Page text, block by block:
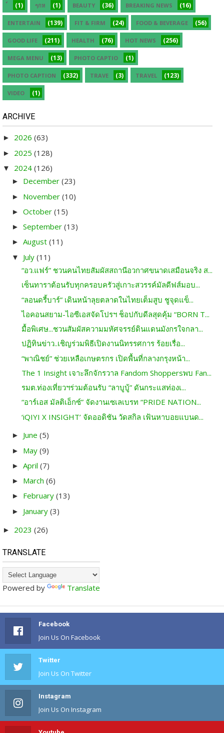
(1) ๆกห (1) BEAUTY (36) BREAKING NEWS (16)
ENTERTAIN (139) FIT & FIRM (24) FOOD & BEVERAGE (56)
GOOD LIFE (211) HEALTH (76) HOT NEWS (256)
MEGA MENU (13) PHOTO CAPTIO (1)
PHOTO CAPTION (332) TRAVE (3) TRAVEL (123)
VIDEO (1)
ARCHIVE
► 2026 (63)
► 2025 (128)
▼ 2024 (126)
► December (23)
► November (10)
► October (15)
► September (13)
► August (11)
▼ July (11)
“อว.แฟร์” ชวนคนไทยสัมผัสสถานีอวกาศขนาดเสมือนจริง ส...
เซ็นทาราต้อนรับทุกครอบครัวสู่เกาะสวรรค์มัลดีฟส์มอบ...
“ลอนดรี้บาร์” เดินหน้าลุยตลาดในไทยเต็มสูบ ชูจุดแข็...
ไอคอนสยาม-ไอซีเอสจัดโปรฯ ช็อปกับดีลสุดคุ้ม “BORN T...
มื้อพิเศษ...ชวนสัมผัสความมหัศจรรย์ดินแดนมังกรใจกลา...
ปฏิทินข่าว..เชิญร่วมพิธีเปิดงานนิทรรศการ ร้อยเรื่อ...
“พาณิชย์” ช่วยเหลือเกษตรกร เปิดพื้นที่กลางกรุงหน้า...
The 1 Insight เจาะลึกจักรวาล Fandom Shoppersพบ Fan...
รมต.ท่องเที่ยวฯร่วมต้อนรับ “ลาบูบู้” ดันกระแสท่องเ...
“อาร์เอส มัลติเอ็กซ์” จัดงานเซเลเบรท “PRIDE NATION...
‘iQIYI X INSIGHT’ จัดออดิชัน วัดสกิล เฟ้นหาบอยแบนด...
► June (5)
► May (9)
► April (7)
► March (6)
► February (13)
► January (3)
► 2023 (26)
TRANSLATE
Powered by Translate
Facebook
Join Us On Facebook
Twitter
Join Us On Twitter
Instagram
Join Us On Instagram